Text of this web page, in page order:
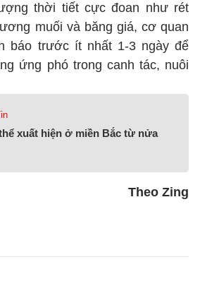
thời tiết cực đoan như rét
muối và băng giá, cơ quan
báo trước ít nhất 1-3 ngày để
ứng phó trong canh tác, nuôi
xuất hiện ở miền Bắc từ nửa
Theo Zing